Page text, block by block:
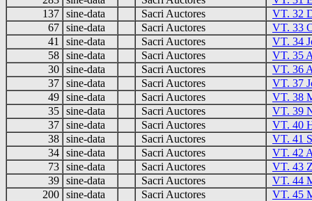
137 sine-data Sacri Auctores
VT. 32
67 sine-data Sacri Auctores
VT. 33
41
sine-data Sacri Auctores
VT. 34
58 sine-data Sacri Auctores
VT. 35
30 sine-data Sacri Auctores
VT. 36
37 sine-data Sacri Auctores
VT. 37
49 sine-data Sacri Auctores
VT. 38
35 sine-data Sacri Auctores
VT. 39
37 sine-data Sacri Auctores
VT. 40
38 sine-data Sacri Auctores
VT. 41
34 sine-data Sacri Auctores
VT. 42
73 sine-data Sacri Auctores
VT. 43
39 sine-data Sacri Auctores
VT. 44
200 sine-data Sacri Auctores
VT. 45